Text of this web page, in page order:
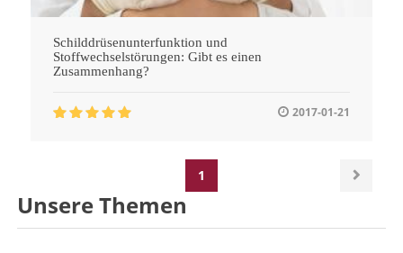
Schilddrüsenunterfunktion und
Stoffwechselstörungen: Gibt es einen
Zusammenhang?
2017-01-21
1
Unsere Themen